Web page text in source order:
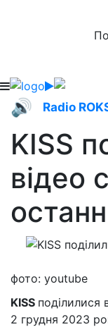
🔊 Radio
KISS
відео
фото: youtube
KISS поділилися
2 грудня 2023